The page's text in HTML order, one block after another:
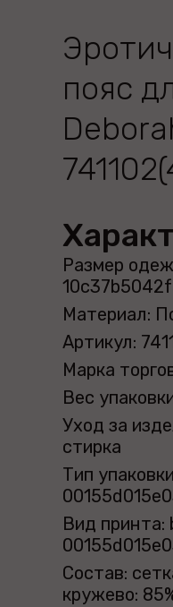
пояс
Размер
Материал:
Артикул:
Марка
Вес
Уход за
стирка
Тип
Вид принта:
Состав:
кружево: